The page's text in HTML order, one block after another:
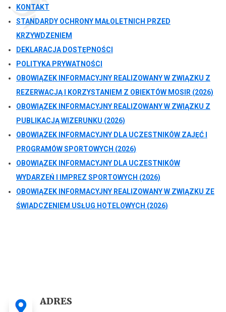
KONTAKT
STANDARDY OCHRONY MAŁOLETNICH PRZED
KRZYWDZENIEM
DEKLARACJA DOSTĘPNOŚCI
POLITYKA PRYWATNOŚCI
OBOWIĄZEK INFORMACYJNY REALIZOWANY W ZWIĄZKU Z
REZERWACJĄ I KORZYSTANIEM Z OBIEKTÓW MOSIR (2026)
OBOWIĄZEK INFORMACYJNY REALIZOWANY W ZWIĄZKU Z
PUBLIKACJĄ WIZERUNKU (2026)
OBOWIĄZEK INFORMACYJNY DLA UCZESTNIKÓW ZAJĘĆ I
PROGRAMÓW SPORTOWYCH (2026)
OBOWIĄZEK INFORMACYJNY DLA UCZESTNIKÓW
WYDARZEŃ I IMPREZ SPORTOWYCH (2026)
OBOWIĄZEK INFORMACYJNY REALIZOWANY W ZWIĄZKU ZE
ŚWIADCZENIEM USŁUG HOTELOWYCH (2026)
ADRES